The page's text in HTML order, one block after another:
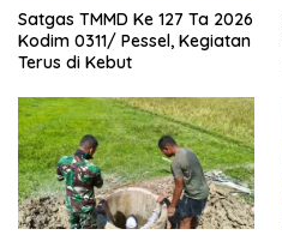
Satgas TMMD Ke 127 Ta 2026
Kodim 0311/ Pessel, Kegiatan
Terus di Kebut